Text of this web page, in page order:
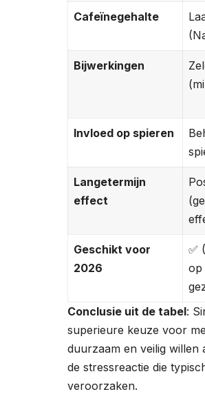
Cafeïnegehalte
Bijwerkingen
Invloed op spieren
Langetermijn
effect
Geschikt voor
2026
✅
op
Conclusie uit de tabel:
superieure keuze voor
duurzaam en veilig willen
de stressreactie die
veroorzaken.